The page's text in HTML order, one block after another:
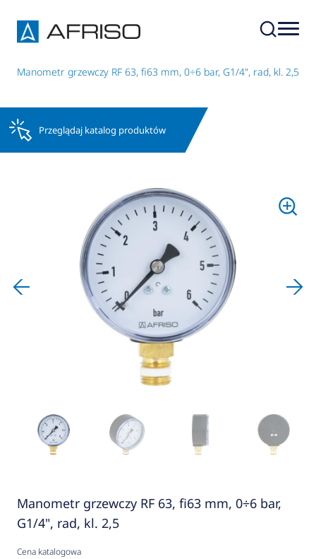
Manometr grzewczy RF 63, fi63 mm, 0÷6 bar, G1/4", rad, kl. 2,5
Przeglądaj katalog produktów
Manometr grzewczy RF 63, fi63 mm, 0÷6 bar,
G1/4", rad, kl. 2,5
Cena katalogowa